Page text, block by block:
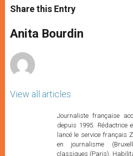
t
s
p
p
s
e
g
e
e
b
o
k
r
Share this Entry
Anita Bourdin
View all articles
Journaliste française
depuis 1995. Rédactrice
lancé le service français
en journalisme
classiques (Paris).